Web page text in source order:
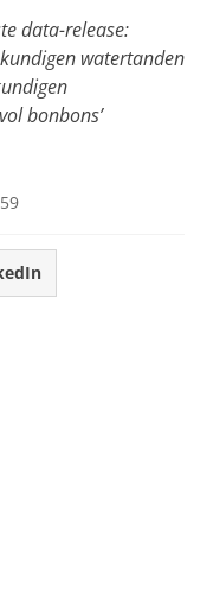
data-release:
watertanden
bonbons’